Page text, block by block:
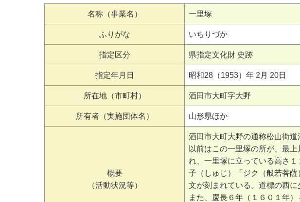
名称（事業名） 一里塚
ふりがな いちりづか
指定区分 県指定文化財 史跡
指定年月日 昭和28（1953）年 2月 20日
所在地（市町村） 酒田市大町字大野
所有者（実施団体名） 山形県ほか
概要
（活動状況等）
酒田市大町大野の通称松山街道
以前はこの一里塚の所が、最
れ、一里塚に立っている高さ
子（しゅじ）「ジク（般若菩
文が刻まれている。道標の西
また、慶長６年（１６０１年